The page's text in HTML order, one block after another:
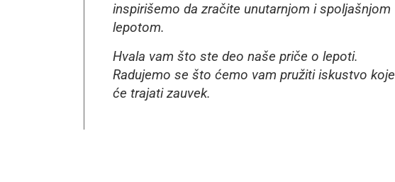
inspirišemo da zračite unutarnjom i spoljašnjom
lepotom.
Hvala vam što ste deo naše priče o lepoti.
Radujemo se što ćemo vam pružiti iskustvo koje
će trajati zauvek.